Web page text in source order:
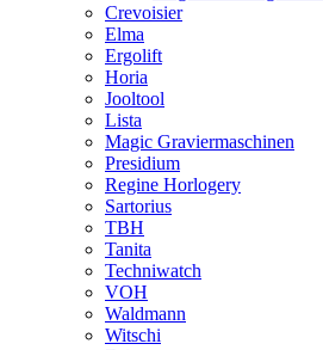
Crevoisier
Elma
Ergolift
Horia
Jooltool
Lista
Magic Graviermaschinen
Presidium
Regine Horlogery
Sartorius
TBH
Tanita
Techniwatch
VOH
Waldmann
Witschi